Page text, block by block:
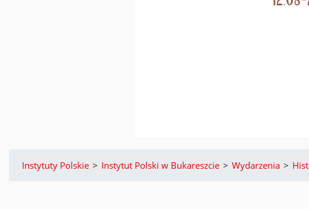
Instytuty Polskie > Instytut Polski w Bukareszcie > Wydarzenia >